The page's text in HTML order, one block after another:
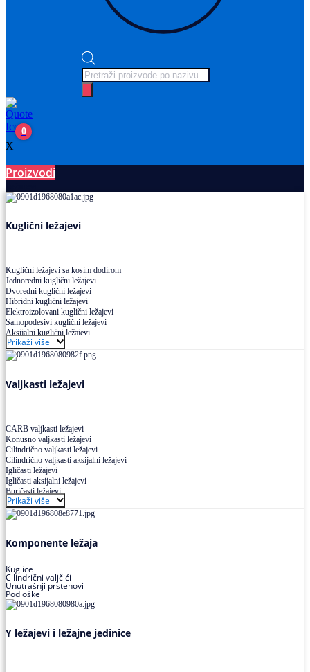
Products
search
0
X
Proizvodi
Kuglični ležajevi
Kuglični ležajevi sa kosim dodirom
Jednoredni kuglični ležajevi
Dvoredni kuglični ležajevi
Hibridni kuglični ležajevi
Elektroizolovani kuglični ležajevi
Samopodesivi kuglični ležajevi
Aksijalni kuglični ležajevi
Kuglični ležajevi od nerđajućeg čelika
Prikaži više
Valjkasti ležajevi
CARB valjkasti ležajevi
Konusno valjkasti ležajevi
Cilindrično valjkasti ležajevi
Cilindrično valjkasti aksijalni ležajevi
Igličasti ležajevi
Igličasti aksijalni ležajevi
Buričasti ležajevi
Buričasti zaptiveni ležajevi
Buričasti aksijalni ležajevi
Prikaži više
Komponente ležaja
Kuglice
Cilindrični valjčići
Unutrašnji prstenovi
Podloške
Y ležajevi i ležajne jedinice